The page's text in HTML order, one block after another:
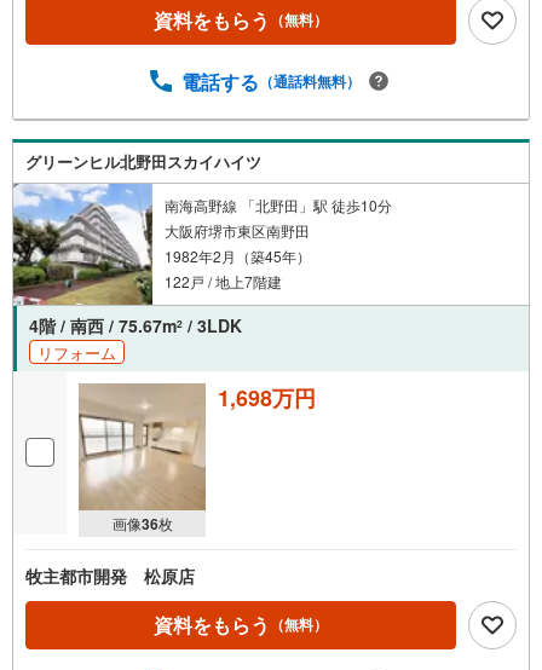
資料をもらう （無料）
電話する （通話料無料）
グリーンヒル北野田スカイハイツ
南海高野線 「北野田」駅 徒歩10分
大阪府堺市東区南野田
1982年2月（築45年）
122戸 / 地上7階建
4階 / 南西 / 75.67m2 / 3LDK
リフォーム
画像36枚
1,698万円
牧主都市開発 松原店
資料をもらう （無料）